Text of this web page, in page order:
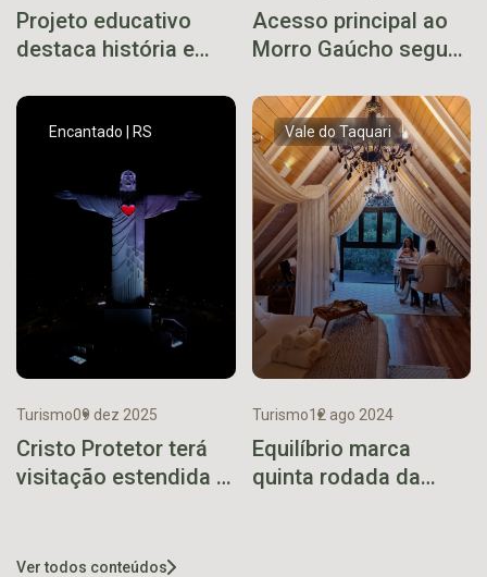
Projeto educativo
destaca história e
jovens estudantes de
Muçum
Acesso principal ao
Morro Gaúcho segue
Encantado | RS
Turismo09 dez 2025
Cristo Protetor terá
visitação estendida e
mapeada neste Natal
Vale do Taquari
Turismo12 ago 2024
Equilíbrio marca
quinta rodada da
Ver todos conteúdos